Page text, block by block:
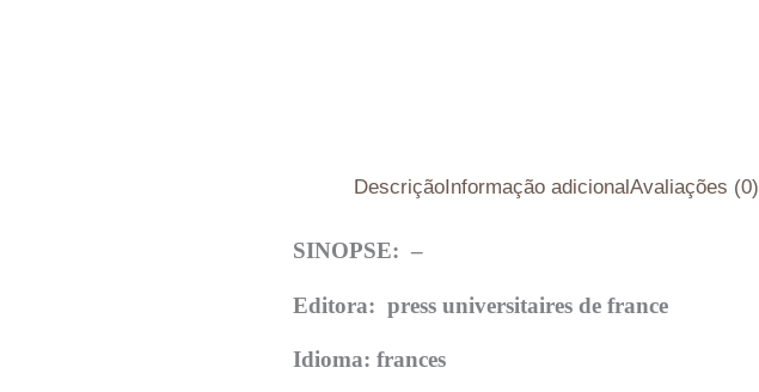
Descrição Informação adicionalAvaliações (0)
SINOPSE: –
Editora:press universitaires de france
Idioma: frances